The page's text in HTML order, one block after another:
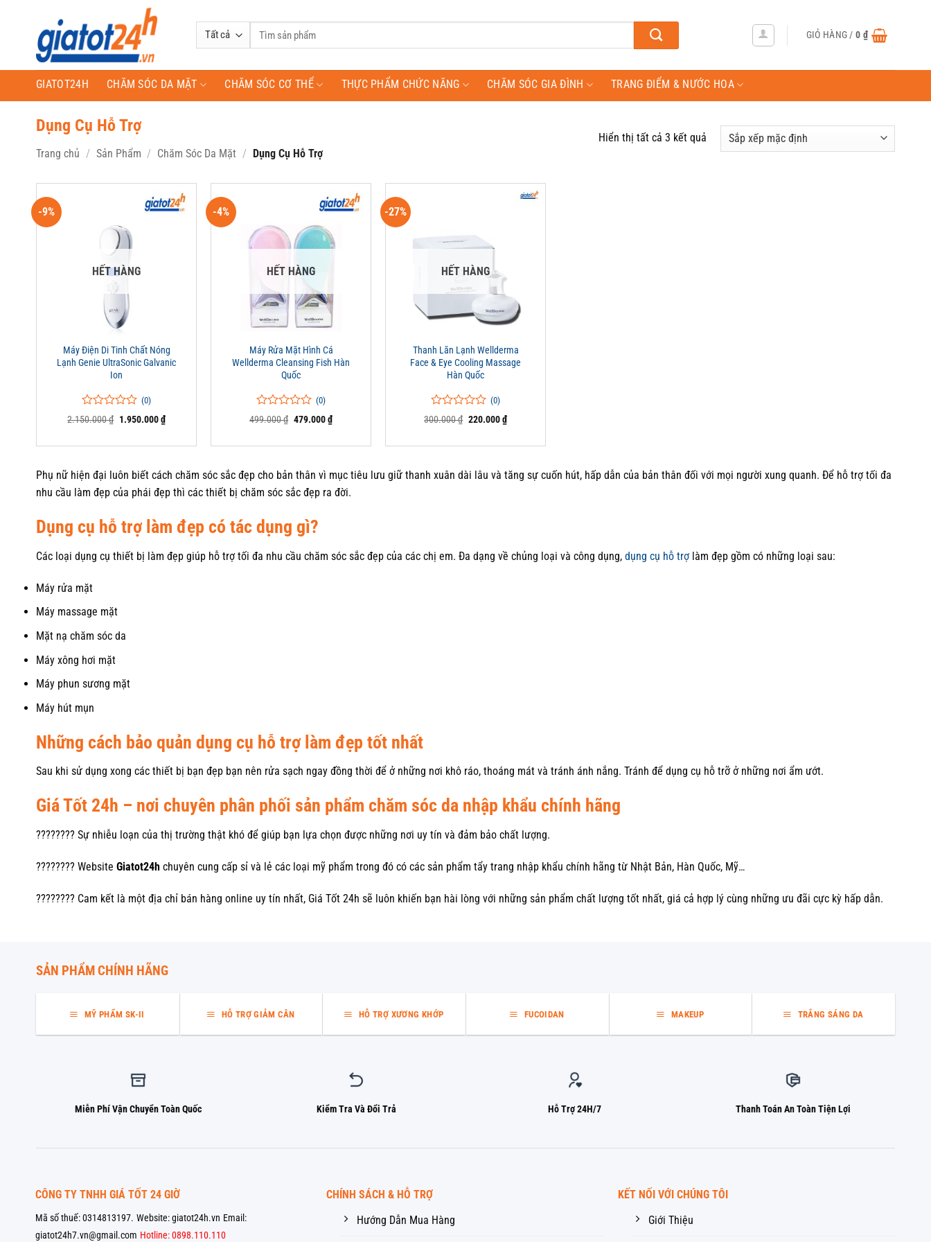
Tìm
GIỎ HÀNG /0 ₫
GIATOT24H CHĂM SÓC DA MẶT CHĂM SÓC CƠ THỂ THỰC PHẨM CHỨC NĂNG CHĂM SÓC GIA ĐÌNH TRANG ĐIỂM & NƯỚC HOA
Dụng Cụ Hỗ Trợ
Trang chủ / Sản Phẩm / Chăm Sóc Da Mặt / Dụng Cụ Hỗ Trợ
Hiển thị tất cả 3 kết quả
-9%
HẾT HÀNG
Máy Điện Di Tinh Chất Nóng
Lạnh Genie UltraSonic Galvanic
Ion
0
0
đánh
(0)
2.150.000₫ Giá
2.150.000 ₫.
1.950.000₫Giá
hiện
là:
-4%
HẾT HÀNG
Máy Rửa Mặt Hình Cá
Wellderma Cleansing Fish Hàn
Quốc
0
0
đánh
(0)
499.000₫ Giá
499.000 ₫.
479.000₫Giá
hiện
là:
-27%
HẾT HÀNG
Thanh Lăn Lạnh Wellderma
Face & Eye Cooling Massage
Hàn Quốc
0
0
đánh
(0)
300.000₫ Giá
300.000 ₫.
220.000₫Giá
hiện
là:
Phụ nữ hiện đại luôn biết cách chăm sóc sắc đẹp cho bản thân vì mục tiêu lưu giữ thanh xuân dài lâu và tăng sự cuốn hút, hấp dẫn của bản thân đối với mọi người xung quanh. Để hỗ trợ tối đa
nhu cầu làm đẹp của phái đẹp thì các thiết bị chăm sóc sắc đẹp ra đời.
Dụng cụ hỗ trợ làm đẹp có tác dụng gì?
Các loại dụng cụ thiết bị làm đẹp giúp hỗ trợ tối đa nhu cầu chăm sóc sắc đẹp của các chị em. Đa dạng về chủng loại và công dụng, dụng cụ hỗ trợlàm đẹp gồm có những loại sau:
Máy rửa mặt
Máy massage mặt
Mặt nạ chăm sóc da
Máy xông hơi mặt
Máy phun sương mặt
Máy hút mụn
Những cách bảo quản dụng cụ hỗ trợ làm đẹp tốt nhất
Sau khi sử dụng xong các thiết bị bạn đẹp bạn nên rửa sạch ngay đồng thời để ở những nơi khô ráo, thoáng mát và tránh ánh nắng. Tránh để dụng cụ hỗ trỡ ở những nơi ẩm ướt.
Giá Tốt 24h – nơi chuyên phân phối sản phẩm chăm sóc da nhập khẩu chính hãng
???????? Sự nhiễu loạn của thị trường thật khó để giúp bạn lựa chọn được những nơi uy tín và đảm bảo chất lượng.
???????? Website Giatot24h chuyên cung cấp sỉ và lẻ các loại mỹ phẩm trong đó có các sản phẩm tẩy trang nhập khẩu chính hãng từ Nhật Bản, Hàn Quốc, Mỹ…
???????? Cam kết là một địa chỉ bán hàng online uy tín nhất, Giá Tốt 24h sẽ luôn khiến bạn hài lòng với những sản phẩm chất lượng tốt nhất, giá cả hợp lý cùng những ưu đãi cực kỳ hấp dẫn.
SẢN PHẨM CHÍNH HÃNG
MỸ PHẨM SK-II HỖ TRỢ GIẢM CÂN HỖ TRỢ XƯƠNG KHỚP FUCOIDAN MAKEUP TRẮNG SÁNG DA
Miễn Phí Vận Chuyển Toàn Quốc Kiểm Tra Và Đổi Trả Hỗ Trợ 24H/7 Thanh Toán An Toàn Tiện Lợi
CÔNG TY TNHH GIÁ TỐT 24 GIỜ
Mã số thuế: 0314813197. Website: giatot24h.vn Email:
giatot24h7.vn@gmail.com Hotline: 0898.110.110
CHÍNH SÁCH & HỖ TRỢ
Hướng Dẫn Mua Hàng
KẾT NỐI VỚI CHÚNG TÔI
Giới Thiệu